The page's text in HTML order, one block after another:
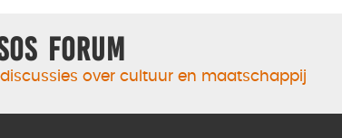
Forum
over cultuur en maatschappij